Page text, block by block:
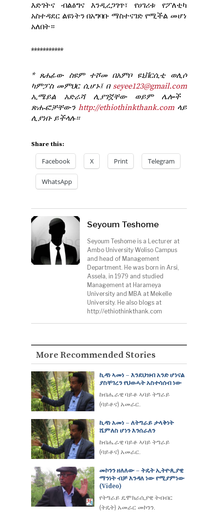
እድገትና ብልፅግና እንዲረጋገጥ፣ የሀገሪቱ የፖለቲካ
አስተዳደር ልዩነትን በአግባቡ ማስተናገድ የሚችል መሆነ
አለበት።
***********
* ጸሐፊው ስዩም ተሾመ በአምቦ ዩኒቨርሲቲ ወሊሶ
ካምፓስ መምህር ሲሆኑ፤ በ seyee123@gmail.com
ኢሜይል አድራሻ ሊያገኟቸው ወይም ሌሎች
ጽሑፎቻቸውን http://ethiothinkthank.comላይ
ሊያነቡ ይችላሉ፡፡
Share this:
Facebook X Print Telegram
WhatsApp
Seyoum Teshome
Seyoum Teshome is a Lecturer at
Ambo University Woliso Campus
and head of Management
Department. He was born in Arsi,
Assela, in 1979 and studied
Management at Harameya
University and MBA at Mekelle
University. He also blogs at
http://ethiothinkthank.com
More Recommended Stories
ኪዳነ ኣመነ – እንደህዝብ አንድ ሆነናል
ያስቸገረን የህወሓት አስተሳሰብ ነው
ከብሔራዊ ባይቶ ኣባይ ትግራይ
(ባይቶና) አመራር.
ኪዳነ አመነ – ለትግራይ ታላቅነት
ሼምለስ ሆነን እንሰራለን
ከብሔራዊ ባይቶ ኣባይ ትግራይ
(ባይቶና) አመራር.
መኮንን ዘለለው – ትዴት ኢትዮጲያዊ
ማንነት ብቻ እንዳለ ነው የሚያምነው
(video)
የትግራይ ዴሞክራሲያዊ ትብብር
(ትዴት) አመራር መኮንን.